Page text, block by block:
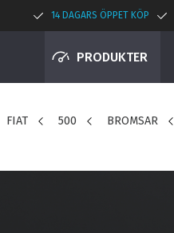
14 DAGARS ÖPPET KÖP
PRODUKTER
FIAT 500 BROMSAR